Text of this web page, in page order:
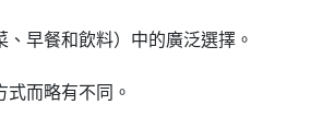
早餐和飲料）中的廣泛選擇。
而略有不同。